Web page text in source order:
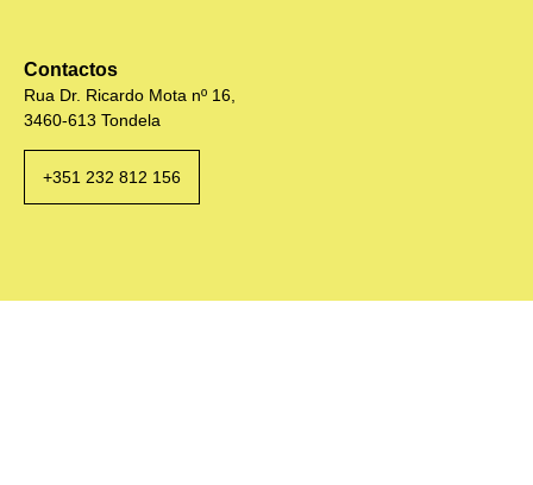
Contactos
Rua Dr. Ricardo Mota nº 16,
3460-613 Tondela
+351 232 812 156